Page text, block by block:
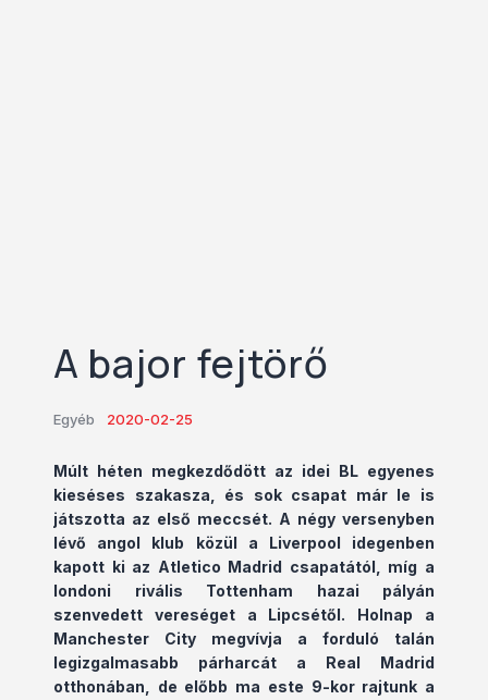
A bajor fejtörő
Egyéb 2020-02-25
Múlt héten megkezdődött az idei BL egyenes
kieséses szakasza, és sok csapat már le is
játszotta az első meccsét. A négy versenyben
lévő angol klub közül a Liverpool idegenben
kapott ki az Atletico Madrid csapatától, míg a
londoni rivális Tottenham hazai pályán
szenvedett vereséget a Lipcsétől. Holnap a
Manchester City megvívja a forduló talán
legizgalmasabb párharcát a Real Madrid
otthonában, de előbb ma este 9-kor rajtunk a